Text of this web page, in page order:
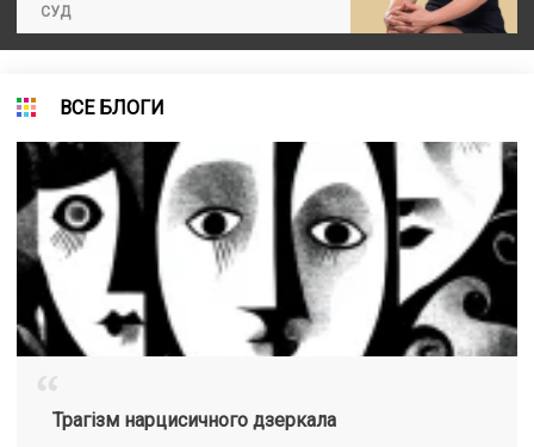
СУД
ВСЕ БЛОГИ
“Трагізм нарцисичного дзеркала